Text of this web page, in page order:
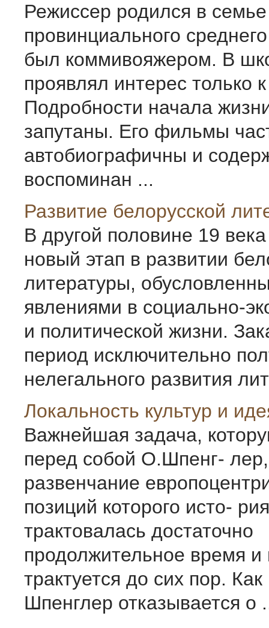
Режиссер родился в семье
провинциального
был коммивояжером. В
проявлял интерес только
Подробности начала
запутаны. Его фильмы
автобиографичны и
воспоминан ...
Развитие белорусской
В другой половине 19
новый этап в развитии
литературы,
явлениями в социально-
и политической жизни.
период исключительно
нелегального развития
Локальность культур и
Важнейшая задача,
перед собой О.Шпенг-
развенчание
позиций которого исто- рия
трактовалась достаточно
продолжительное время и
трактуется до сих пор.
Шпенглер отказывается о